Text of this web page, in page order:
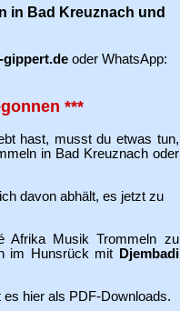
in Bad Kreuznach und
oder WhatsApp:
***
hast, musst du etwas tun,
in Bad Kreuznach oder
davon abhält, es jetzt zu
Afrika Musik Trommeln zu
im Hunsrück mit
Djembadi
hier als PDF-Downloads.